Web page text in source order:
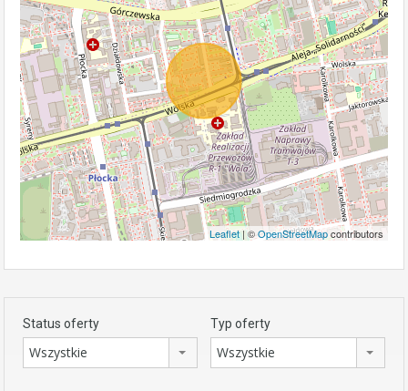
Leaflet| ©OpenStreetMapcontributors
Status oferty
Wszystkie
Typ oferty
Wszystkie